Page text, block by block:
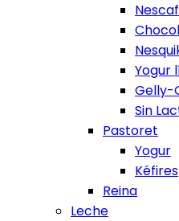
Yogur
Gelly-
Sin
Pastoret
Yogur
Kéfires
Reina
Leche